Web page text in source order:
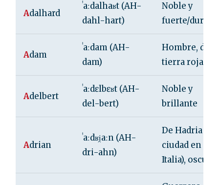
Adalhard
ˈaːdalhaʁt (AH-
dahl-hart)
Noble y
fuerte/duro
Adam
ˈaːdam (AH-
dam)
Hombre, de la
tierra roja
Adelbert
ˈaːdɛlbɛʁt (AH-
del-bert)
Noble y
brillante
Adrian
ˈaːdʁi̯aːn (AH-
dri-ahn)
De Hadria
ciudad en
Italia), oscuro